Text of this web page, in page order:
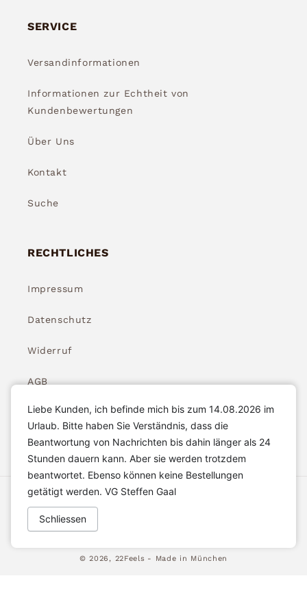
SERVICE
Versandinformationen
Informationen zur Echtheit von
Kundenbewertungen
Über Uns
Kontakt
Suche
RECHTLICHES
Impressum
Datenschutz
Widerruf
AGB
Widerrufsbelehrung
Akzeptierte Zahlungsarten
© 2026, 22Feels - Made in München
Liebe Kunden, ich befinde mich bis zum 14.08.2026 im
Urlaub. Bitte haben Sie Verständnis, dass die
Beantwortung von Nachrichten bis dahin länger als 24
Stunden dauern kann. Aber sie werden trotzdem
beantwortet. Ebenso können keine Bestellungen
getätigt werden. VG Steffen Gaal
Schliessen